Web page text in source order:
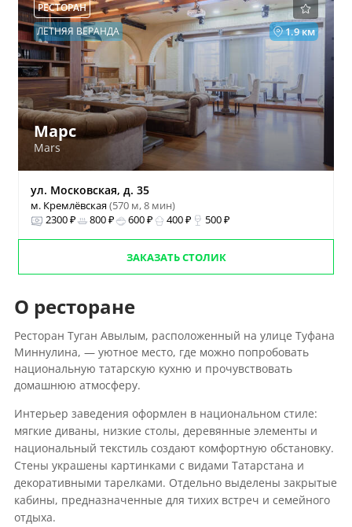
РЕСТОРАН
1.9 км
ЛЕТНЯЯ ВЕРАНДА
Марс
Mars
ул. Московская, д. 35
м. Кремлёвская(570 м, 8 мин)
2300 ₽
800 ₽ 600 ₽ 400 ₽ 500 ₽
ЗАКАЗАТЬ СТОЛИК
О ресторане
Ресторан Туган Авылым, расположенный на улице Туфана
Миннулина, — уютное место, где можно попробовать
национальную татарскую кухню и прочувствовать
домашнюю атмосферу.
Интерьер заведения оформлен в национальном стиле:
мягкие диваны, низкие столы, деревянные элементы и
национальный текстиль создают комфортную обстановку.
Стены украшены картинками с видами Татарстана и
декоративными тарелками. Отдельно выделены закрытые
кабины, предназначенные для тихих встреч и семейного
отдыха.